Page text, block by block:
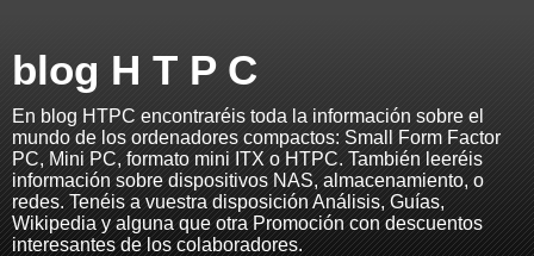
blog H T P C
En blog HTPC encontraréis toda la información sobre el
mundo de los ordenadores compactos: Small Form Factor
PC, Mini PC, formato mini ITX o HTPC. También leeréis
información sobre dispositivos NAS, almacenamiento, o
redes. Tenéis a vuestra disposición Análisis, Guías,
Wikipedia y alguna que otra Promoción con descuentos
interesantes de los colaboradores.